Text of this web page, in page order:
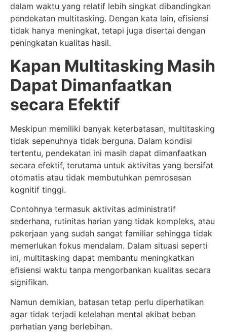
dalam waktu yang relatif lebih singkat dibandingkan
pendekatan multitasking. Dengan kata lain, efisiensi
tidak hanya meningkat, tetapi juga disertai dengan
peningkatan kualitas hasil.
Kapan Multitasking Masih
Dapat Dimanfaatkan
secara Efektif
Meskipun memiliki banyak keterbatasan, multitasking
tidak sepenuhnya tidak berguna. Dalam kondisi
tertentu, pendekatan ini masih dapat dimanfaatkan
secara efektif, terutama untuk aktivitas yang bersifat
otomatis atau tidak membutuhkan pemrosesan
kognitif tinggi.
Contohnya termasuk aktivitas administratif
sederhana, rutinitas harian yang tidak kompleks, atau
pekerjaan yang sudah sangat familiar sehingga tidak
memerlukan fokus mendalam. Dalam situasi seperti
ini, multitasking dapat membantu meningkatkan
efisiensi waktu tanpa mengorbankan kualitas secara
signifikan.
Namun demikian, batasan tetap perlu diperhatikan
agar tidak terjadi kelelahan mental akibat beban
perhatian yang berlebihan.